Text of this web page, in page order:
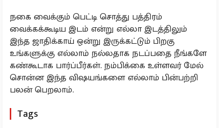
நகை வைக்கும் பெட்டி சொத்து பத்திரம்
வைக்கக்கூடிய இடம் என்று எல்லா இடத்திலும்
இந்த ஜாதிக்காய் ஒன்று இருக்கட்டும் பிறகு
உங்களுக்கு எல்லாம் நல்லதாக நடப்பதை நீங்களே
கண்கூடாக பார்ப்பீர்கள். நம்பிக்கை உள்ளவர் மேல்
சொன்ன இந்த விஷயங்களை எல்லாம் பின்பற்றி
பலன் பெறலாம்.
Tags